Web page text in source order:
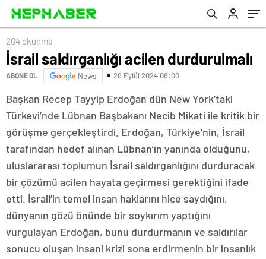
204 okunma
İsrail saldırganlığı acilen durdurulmalı
ABONE OL News 26 Eylül 2024 08:00
Başkan Recep Tayyip Erdoğan dün New York’taki
Türkevi’nde Lübnan Başbakanı Necib Mikati ile kritik bir
görüşme gerçekleştirdi. Erdoğan, Türkiye’nin, İsrail
tarafından hedef alınan Lübnan’ın yanında olduğunu,
uluslararası toplumun İsrail saldırganlığını durduracak
bir çözümü acilen hayata geçirmesi gerektiğini ifade
etti. İsrail’in temel insan haklarını hiçe saydığını,
dünyanın gözü önünde bir soykırım yaptığını
vurgulayan Erdoğan, bunu durdurmanın ve saldırılar
sonucu oluşan insani krizi sona erdirmenin bir insanlık